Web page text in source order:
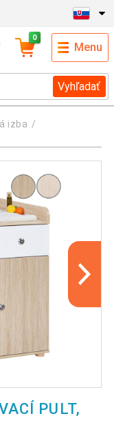
Vyhľadať
0
Menu
izba
PULT,